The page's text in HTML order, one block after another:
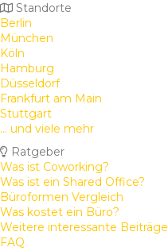
Standorte
Berlin
München
Köln
Hamburg
Düsseldorf
Frankfurt am Main
Stuttgart
... und viele mehr
Ratgeber
Was ist Coworking?
Was ist ein Shared Office?
Büroformen Vergleich
Was kostet ein Büro?
Weitere interessante Beiträge
FAQ